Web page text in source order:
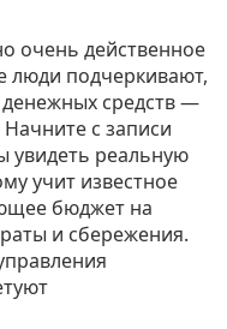
очень действенное
люди подчеркивают,
средств —
с записи
увидеть реальную
учит известное
бюджет на
и сбережения.